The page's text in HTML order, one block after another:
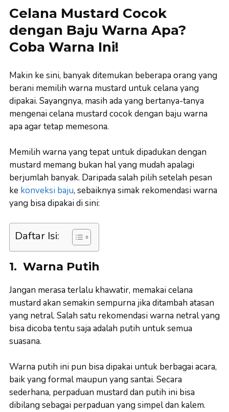
Celana Mustard Cocok
dengan Baju Warna Apa?
Coba Warna Ini!
Makin ke sini, banyak ditemukan beberapa orang yang
berani memilih warna mustard untuk celana yang
dipakai. Sayangnya, masih ada yang bertanya-tanya
mengenai celana mustard cocok dengan baju warna
apa agar tetap memesona.
Memilih warna yang tepat untuk dipadukan dengan
mustard memang bukan hal yang mudah apalagi
berjumlah banyak. Daripada salah pilih setelah pesan
ke konveksi baju, sebaiknya simak rekomendasi warna
yang bisa dipakai di sini:
Daftar Isi:
1. Warna Putih
Jangan merasa terlalu khawatir, memakai celana
mustard akan semakin sempurna jika ditambah atasan
yang netral. Salah satu rekomendasi warna netral yang
bisa dicoba tentu saja adalah putih untuk semua
suasana.
Warna putih ini pun bisa dipakai untuk berbagai acara,
baik yang formal maupun yang santai. Secara
sederhana, perpaduan mustard dan putih ini bisa
dibilang sebagai perpaduan yang simpel dan kalem.